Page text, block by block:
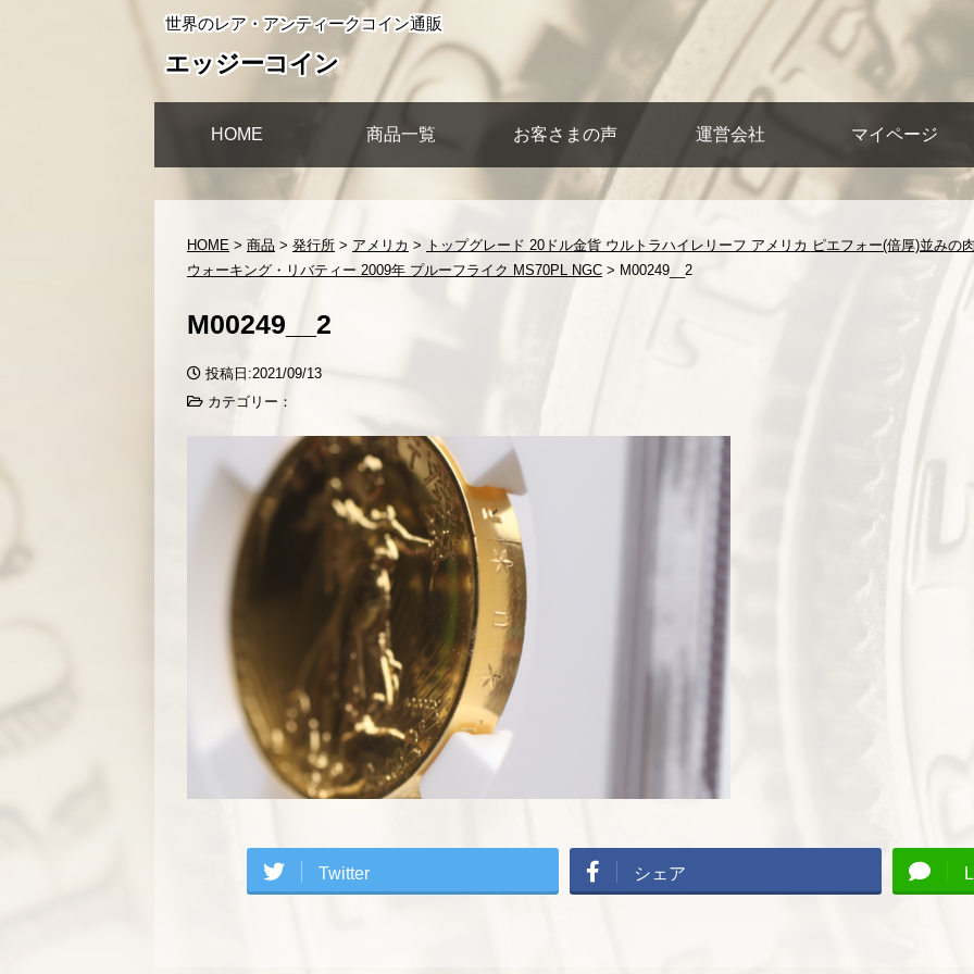
世界のレア・アンティークコイン通販
エッジーコイン
HOME 商品一覧 お客さまの声 運営会社 マイページ
HOME > 商品 > 発行所 > アメリカ > トップグレード 20ドル金貨 ウルトラハイレリーフ アメリカ ピエフォー(倍厚)並みの
ウォーキング・リバティー 2009年 プルーフライク MS70PL NGC > M00249__2
M00249__2
投稿日:2021/09/13
カテゴリー：
Twitter シェア